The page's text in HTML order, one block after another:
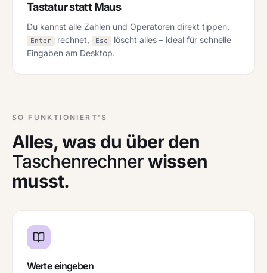
Tastatur statt Maus
Du kannst alle Zahlen und Operatoren direkt tippen.
Enter rechnet, Esc
löscht alles – ideal für schnelle
Eingaben am Desktop.
SO FUNKTIONIERT'S
Alles, was du über den
Taschenrechnerwissen
musst.
Werte eingeben